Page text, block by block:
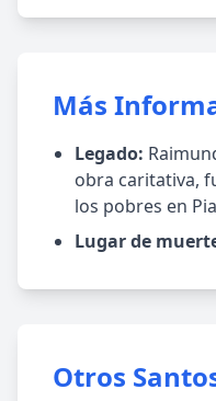
Más
Legado:
obra caritativa,
los pobres en
Lugar de
Otros